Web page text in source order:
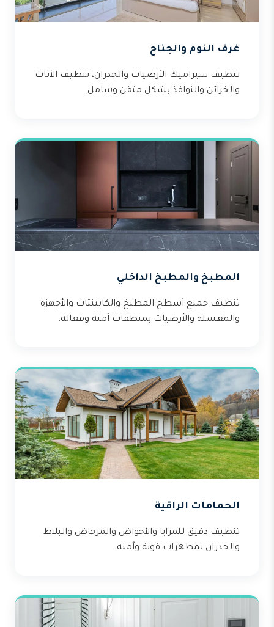
غرف النوم والجناح
تنظيف سيراميك الأرضيات والجدران، تنظيف الأثاث
والخزائن والنوافذ بشكل متقن وشامل.
المطبخ والمطبخ الداخلي
تنظيف جميع أسطح المطبخ والكابينتات والأجهزة
والمغسلة والأرضيات بمنظفات آمنة وفعالة.
الحمامات الراقية
تنظيف دقيق للمرايا والأحواض والمرحاض والبلاط
والجدران بمطهرات قوية وآمنة.